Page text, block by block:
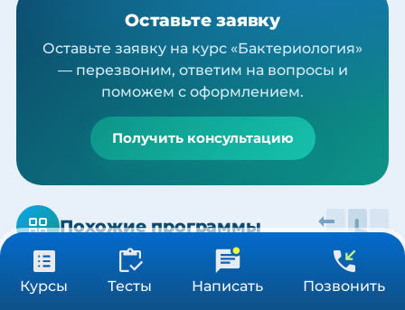
Курсы Тесты Написать Позвонить
Оставьте заявку
Оставьте заявку на курс «Бактериология»
— перезвоним, ответим на вопросы и
поможем с оформлением.
Получить консультацию
Похожие программы
от 3 900 ₽
36/72/144 ч Получить консультацию